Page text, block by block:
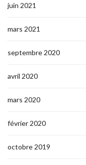
juin 2021
mars 2021
septembre 2020
avril 2020
mars 2020
février 2020
octobre 2019